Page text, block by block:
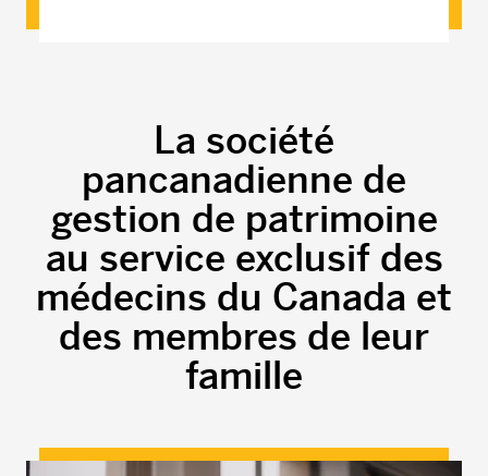
La société
pancanadienne de
gestion de patrimoine
au service exclusif des
médecins du Canada et
des membres de leur
famille